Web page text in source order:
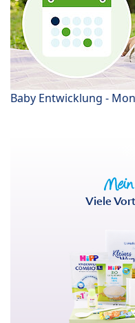
Baby Entwicklung -
Viele